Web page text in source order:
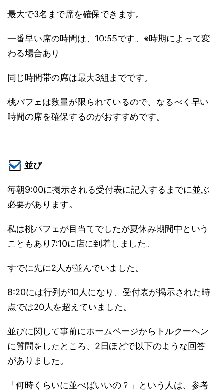
最大で3名まで席を確保できます。
一番早い席の時間は、10:55です。※時期によって変
わる場合あり
同じ時間帯の席は最大3組までです。
桃パフェは数量が限られているので、なるべく早い
時間の席を確保するのがおすすめです。
並び
毎朝9:00に掲示される受付表に記入するまでに並ぶ
必要があります。
私は桃パフェが目当てでしたが夏休み期間中という
こともあり7:10に店に到着しました。
すでに先に2人が並んでいました。
8:20には行列が10人になり、受付表が掲示された時
点では20人を超えていました。
並びに関して事前にホームページからトルクーヘン
に質問をしたところ、2日ほどで以下のような回答
がありました。
「何時くらいに並べばいいの？」という人は、参考